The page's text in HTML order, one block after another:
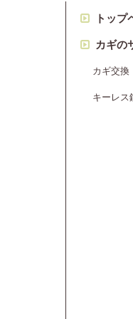
トップ
カギの
カギ交換
キーレス